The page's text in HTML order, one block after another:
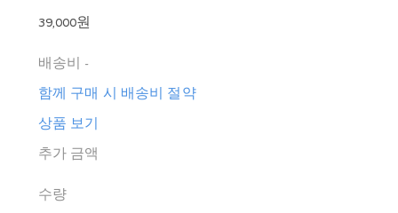
39,000원
배송비 -
함께 구매 시 배송비 절약
상품 보기
추가 금액
수량